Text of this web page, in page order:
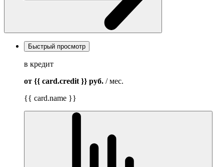
Быстрый просмотр
в кредит
от {{ card.credit }} руб. / мес.
{{ card.name }}